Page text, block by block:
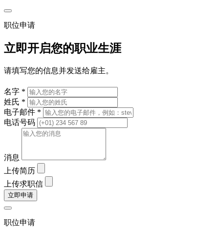
职位申请
立即开启您的职业生涯
请填写您的信息并发送给雇主。
名字 *
姓氏 *
电子邮件 *
电话号码
消息
上传简历
上传求职信
立即申请
职位申请